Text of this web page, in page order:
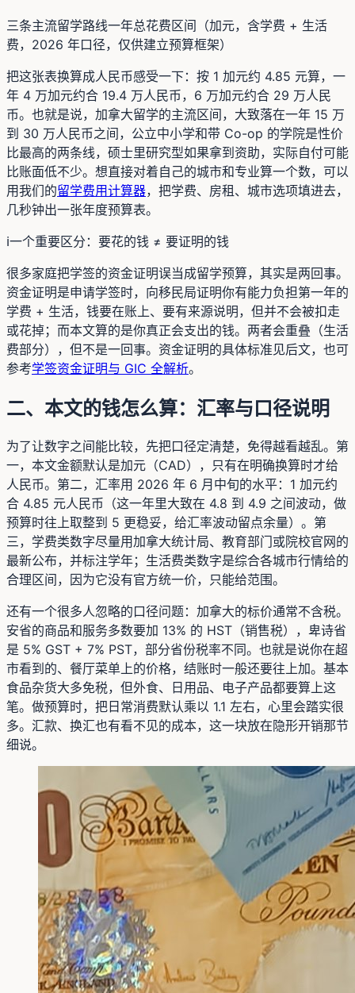
三条主流留学路线一年总花费区间（加元，含学费 + 生活
费，2026 年口径，仅供建立预算框架）
把这张表换算成人民币感受一下：按 1 加元约 4.85 元算，一
年 4 万加元约合 19.4 万人民币，6 万加元约合 29 万人民
币。也就是说，加拿大留学的主流区间，大致落在一年 15 万
到 30 万人民币之间，公立中小学和带 Co-op 的学院是性价
比最高的两条线，硕士里研究型如果拿到资助，实际自付可能
比账面低不少。想直接对着自己的城市和专业算一个数，可以
用我们的留学费用计算器，把学费、房租、城市选项填进去，
几秒钟出一张年度预算表。
ℹ️一个重要区分：要花的钱 ≠ 要证明的钱
很多家庭把学签的资金证明误当成留学预算，其实是两回事。
资金证明是申请学签时，向移民局证明你有能力负担第一年的
学费 + 生活，钱要在账上、要有来源说明，但并不会被扣走
或花掉；而本文算的是你真正会支出的钱。两者会重叠（生活
费部分），但不是一回事。资金证明的具体标准见后文，也可
参考学签资金证明与 GIC 全解析。
二、本文的钱怎么算：汇率与口径说明
为了让数字之间能比较，先把口径定清楚，免得越看越乱。第
一，本文金额默认是加元（CAD），只有在明确换算时才给
人民币。第二，汇率用 2026 年 6 月中旬的水平：1 加元约
合 4.85 元人民币（这一年里大致在 4.8 到 4.9 之间波动，做
预算时往上取整到 5 更稳妥，给汇率波动留点余量）。第
三，学费类数字尽量用加拿大统计局、教育部门或院校官网的
最新公布，并标注学年；生活费类数字是综合各城市行情给的
合理区间，因为它没有官方统一价，只能给范围。
还有一个很多人忽略的口径问题：加拿大的标价通常不含税。
安省的商品和服务多数要加 13% 的 HST（销售税），卑诗省
是 5% GST + 7% PST，部分省份税率不同。也就是说你在超
市看到的、餐厅菜单上的价格，结账时一般还要往上加。基本
食品杂货大多免税，但外食、日用品、电子产品都要算上这
笔。做预算时，把日常消费默认乘以 1.1 左右，心里会踏实很
多。汇款、换汇也有看不见的成本，这一块放在隐形开销那节
细说。